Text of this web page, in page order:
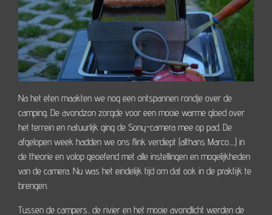
Na het eten maakten we nog een ontspannen rondje over de
camping. De avondzon zorgde voor een mooie warme gloed over
het terrein en natuurlijk ging de Sony-camera mee op pad. De
afgelopen week hadden we ons flink verdiept (althans Marco.....) in
de theorie en volop geoefend met alle instellingen en mogelijkheden
van de camera. Nu was het eindelijk tijd om dat ook in de praktijk te
brengen.
Tussen de campers, de rivier en het mooie avondlicht werden de